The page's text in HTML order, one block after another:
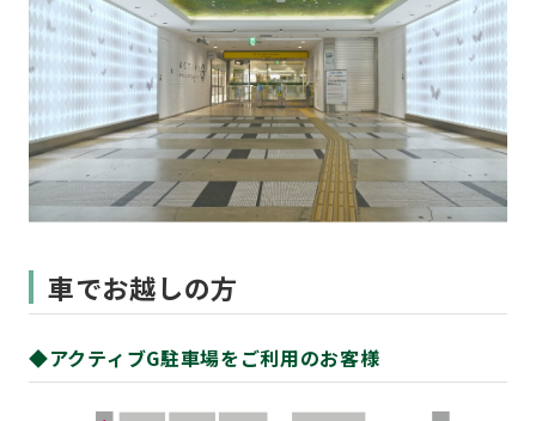
車でお越しの方
◆アクティブG駐車場をご利用のお客様